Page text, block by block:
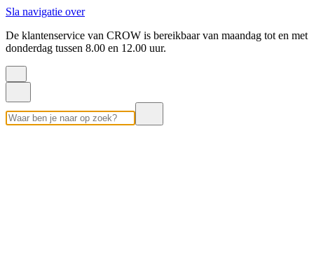
Sla navigatie over
De klantenservice van CROW is bereikbaar van maandag tot en met
donderdag tussen 8.00 en 12.00 uur.